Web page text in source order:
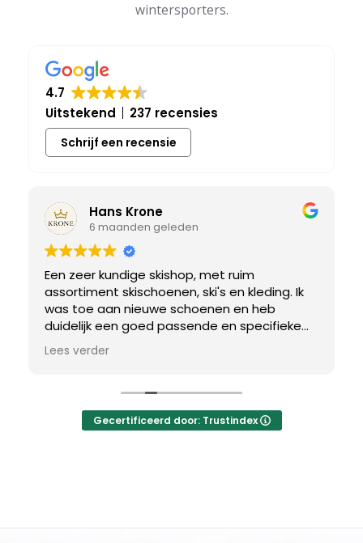
wintersporters.
4.7
Uitstekend
237 recensies
Schrijf een recensie
Hans Krone
6 maanden geleden
Een zeer kundige skishop, met ruim
assortiment skischoenen, ski's en kleding. Ik
was toe aan nieuwe schoenen en heb
duidelijk een goed passende en specifieke
breedtemaat nodig. Er werd uitgebreid de
tijd genomen om de juiste schoen te vinden.
gevonden, waar met een paar kleine
aanpassing het perfecte model van werd
gemaakt.
Lees verder
Gecertificeerd door: Trustindex